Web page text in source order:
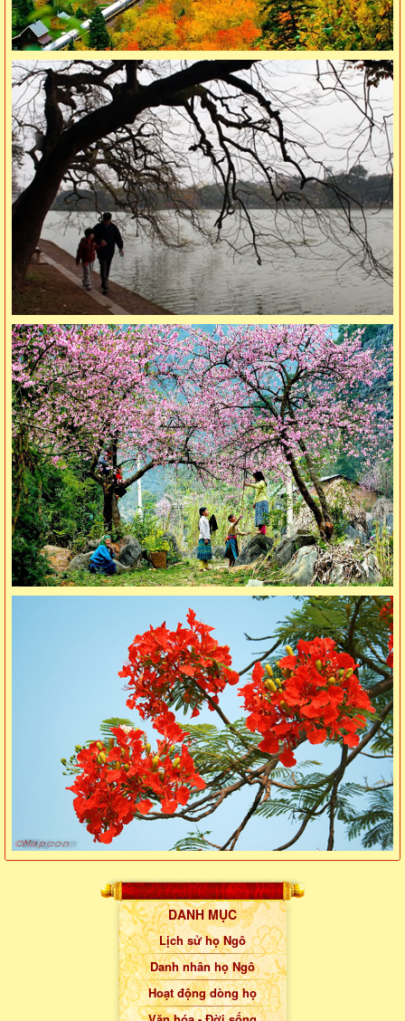
DANH MỤC
Lịch sử họ Ngô
Danh nhân họ Ngô
Hoạt động dòng họ